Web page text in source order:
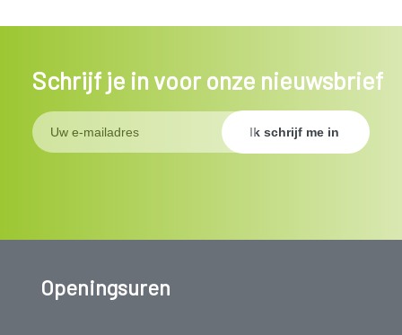
Schrijf je in voor onze nieuwsbrief
Openingsuren